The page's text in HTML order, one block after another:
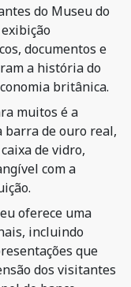
do Museu do
documentos e
a história do
britânica.
muitos é a
barra de ouro real,
de vidro,
com a
oferece uma
incluindo
que
dos visitantes